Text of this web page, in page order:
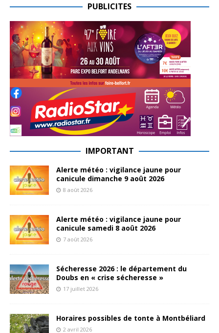
PUBLICITES
IMPORTANT
Alerte météo : vigilance jaune pour
canicule dimanche 9 août 2026
8 août 2026
Alerte météo : vigilance jaune pour
canicule samedi 8 août 2026
7 août 2026
Sécheresse 2026 : le département du
Doubs en « crise sécheresse »
17 juillet 2026
Horaires possibles de tonte à Montbéliard
2 avril 2026